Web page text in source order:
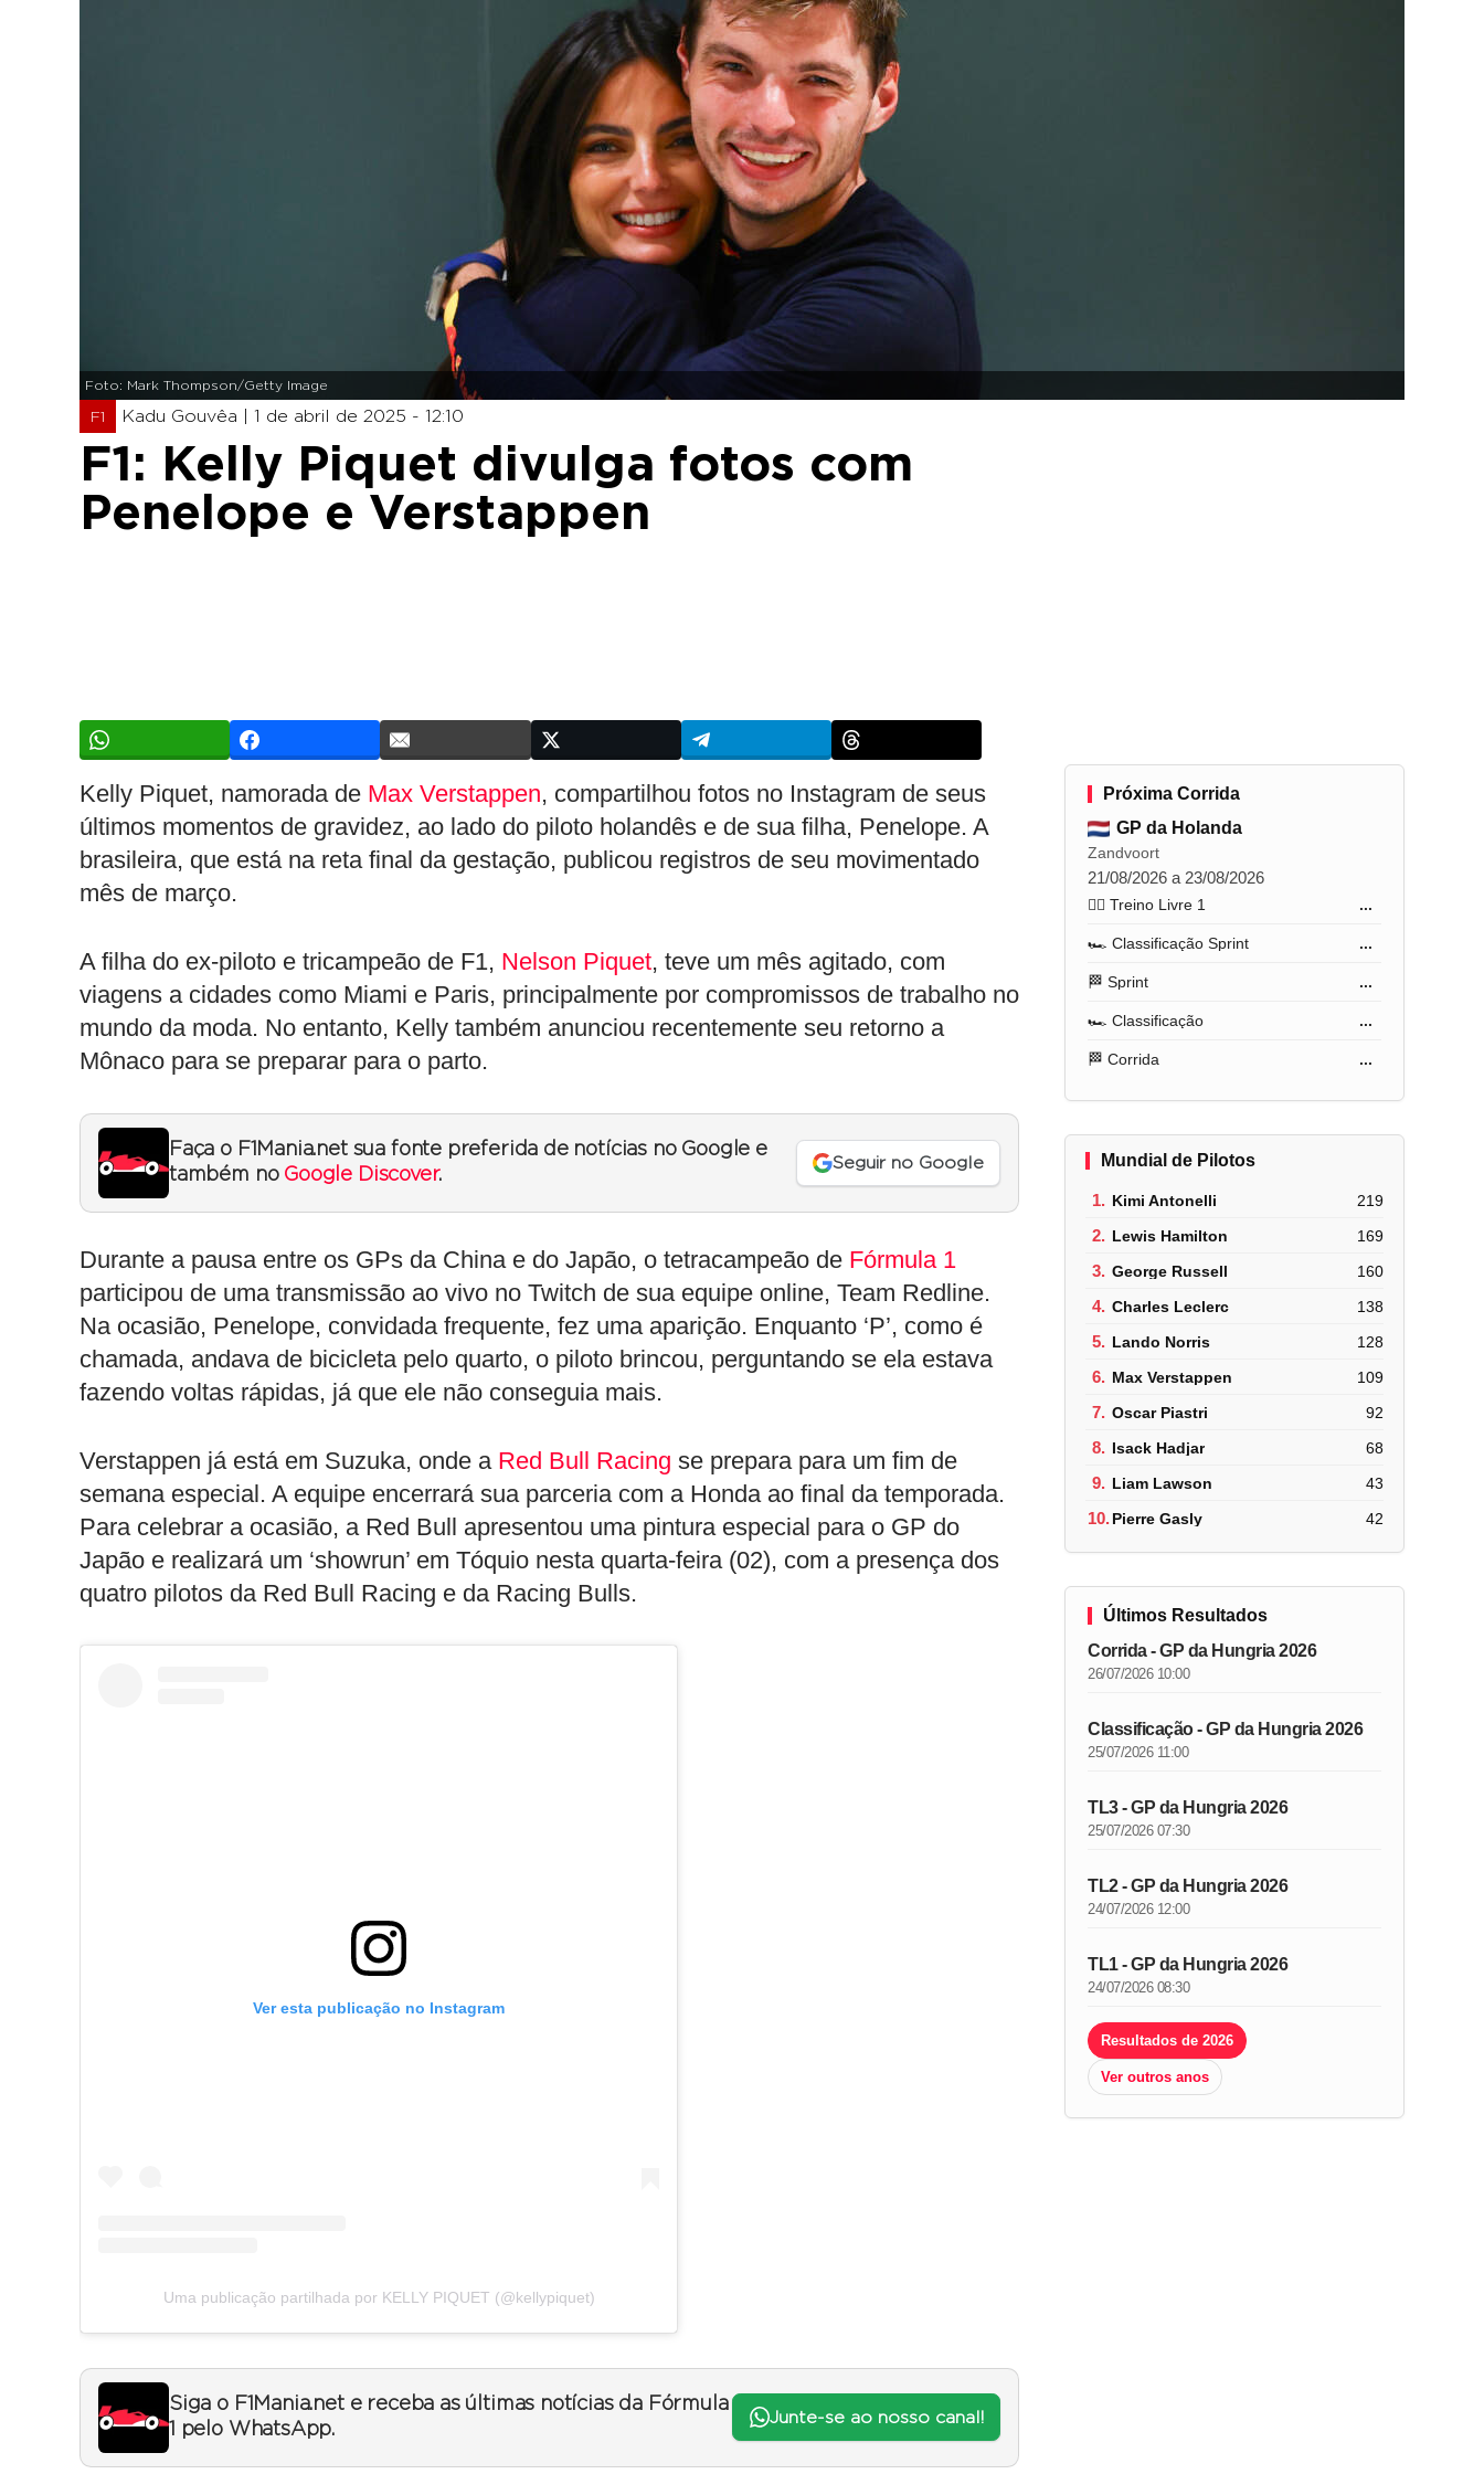
Foto: Mark Thompson/Getty Image
F1 Kadu Gouvêa | 1 de abril de 2025 - 12:10
F1: Kelly Piquet divulga fotos com
Penelope e Verstappen
Kelly Piquet, namorada de Max Verstappen, compartilhou fotos no Instagram de seus
últimos momentos de gravidez, ao lado do piloto holandês e de sua filha, Penelope. A
brasileira, que está na reta final da gestação, publicou registros de seu movimentado
mês de março.
A filha do ex-piloto e tricampeão de F1, Nelson Piquet, teve um mês agitado, com
viagens a cidades como Miami e Paris, principalmente por compromissos de trabalho no
mundo da moda. No entanto, Kelly também anunciou recentemente seu retorno a
Mônaco para se preparar para o parto.
Faça o F1Mania.net sua fonte preferida de notícias no Google e
também no Google Discover.
Seguir no Google
Durante a pausa entre os GPs da China e do Japão, o tetracampeão de Fórmula 1
participou de uma transmissão ao vivo no Twitch de sua equipe online, Team Redline.
Na ocasião, Penelope, convidada frequente, fez uma aparição. Enquanto ‘P’, como é
chamada, andava de bicicleta pelo quarto, o piloto brincou, perguntando se ela estava
fazendo voltas rápidas, já que ele não conseguia mais.
Verstappen já está em Suzuka, onde a Red Bull Racing se prepara para um fim de
semana especial. A equipe encerrará sua parceria com a Honda ao final da temporada.
Para celebrar a ocasião, a Red Bull apresentou uma pintura especial para o GP do
Japão e realizará um ‘showrun’ em Tóquio nesta quarta-feira (02), com a presença dos
quatro pilotos da Red Bull Racing e da Racing Bulls.
Ver esta publicação no Instagram
Uma publicação partilhada por KELLY PIQUET (@kellypiquet)
Siga o F1Mania.net e receba as últimas notícias da Fórmula
1 pelo WhatsApp.
Junte-se ao nosso canal!
Próxima Corrida
GP da Holanda
Zandvoort
21/08/2026 a 23/08/2026
🏋️‍♂️ Treino Livre 1 ...
🏎️ Classificação Sprint ...
🏁 Sprint ...
🏎️ Classificação ...
🏁 Corrida ...
Mundial de Pilotos
1. Kimi Antonelli 219
2. Lewis Hamilton 169
3. George Russell 160
4. Charles Leclerc 138
5. Lando Norris 128
6. Max Verstappen 109
7. Oscar Piastri 92
8. Isack Hadjar 68
9. Liam Lawson 43
10.Pierre Gasly 42
Últimos Resultados
Corrida - GP da Hungria 2026
26/07/2026 10:00
Classificação - GP da Hungria 2026
25/07/2026 11:00
TL3 - GP da Hungria 2026
25/07/2026 07:30
TL2 - GP da Hungria 2026
24/07/2026 12:00
TL1 - GP da Hungria 2026
24/07/2026 08:30
Resultados de 2026
Ver outros anos